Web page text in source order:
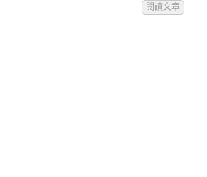
閱讀文章